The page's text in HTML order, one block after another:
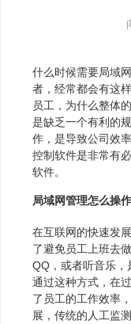
什么时候需要局域
者，经常都会有这
员工，为什么整体
是缺乏一个有利的
作，是导致公司效
控制软件是非常有
软件。
局域网管理怎么操
在互联网的快速发
了避免员工上班去
QQ，或者听音乐，
通过这种方式，在
了员工的工作效率
展，传统的人工监